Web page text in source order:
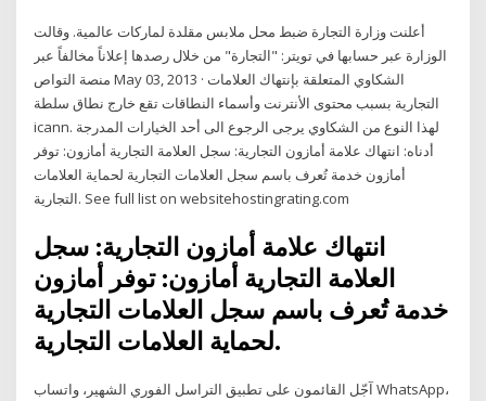
أعلنت وزارة التجارة ضبط محل ملابس مقلدة لماركات عالمية. وقالت
الوزارة عبر حسابها في تويتر: "التجارة" من خلال رصدها إعلاناً مخالفاً عبر
منصة التواص May 03, 2013 · الشكاوي المتعلقة بإنتهاك العلامات
التجارية بسبب محتوى الأنترنت وأسماء النطاقات تقع خارج نطاق سلطة
icann. لهذا النوع من الشكاوي يرجى الرجوع الى أحد الخيارات المدرجة
أدناه: انتهاك علامة أمازون التجارية: سجل العلامة التجارية أمازون: توفر
أمازون خدمة تُعرف باسم سجل العلامات التجارية لحماية العلامات
التجارية. See full list on websitehostingrating.com
انتهاك علامة أمازون التجارية: سجل
العلامة التجارية أمازون: توفر أمازون
خدمة تُعرف باسم سجل العلامات التجارية
لحماية العلامات التجارية.
آجّل القائمون على تطبيق التراسل الفوري الشهير، واتساب WhatsApp،